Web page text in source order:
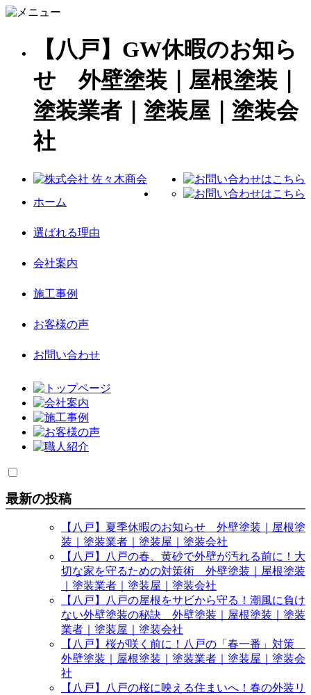
【八戸】GW休暇のお知ら
せ 外壁塗装｜屋根塗装｜
塗装業者｜塗装屋｜塗装会
社
ホーム
選ばれる理由
会社案内
施工事例
お客様の声
お問い合わせ
最新の投稿
【八戸】夏季休暇のお知らせ 外壁塗装｜屋根塗
装｜塗装業者｜塗装屋｜塗装会社
【八戸】八戸の春、黄砂で外壁が汚れる前に！大
切な家を守るための対策術 外壁塗装｜屋根塗装
｜塗装業者｜塗装屋｜塗装会社
【八戸】八戸の屋根をサビから守る！潮風に負け
ない外壁塗装の秘訣 外壁塗装｜屋根塗装｜塗装
業者｜塗装屋｜塗装会社
【八戸】桜が咲く前に！八戸の「春一番」対策
外壁塗装｜屋根塗装｜塗装業者｜塗装屋｜塗装会
社
【八戸】八戸の桜に映える住まいへ！春の外装リ